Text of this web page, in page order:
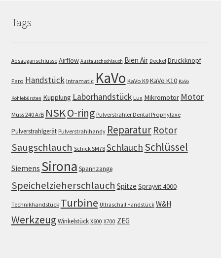
Tags
Absauganschlüsse Airflow Austauschschlauch Bien Air Deckel Druckknopf
Faro Handstück Intramatic KaVo KaVo K9 KaVo K10 KaVo
Kohlebürsten Kupplung Laborhandstück Lux Mikromotor Motor
Muss 240 A/B NSKO-ring Pulverstrahler Dental Prophylaxe
Pulverstrahlgerät Pulverstrahlhandy Reparatur Rotor
Saugschlauch Schick SM78 Schlauch Schlüssel
Siemens Sirona Spannzange
Speichelzieherschlauch Spitze Sprayvit 4000
Technikhandstück Turbine Ultraschall Handstück W&H
WerkzeugWinkelstück X600 X700 ZEG